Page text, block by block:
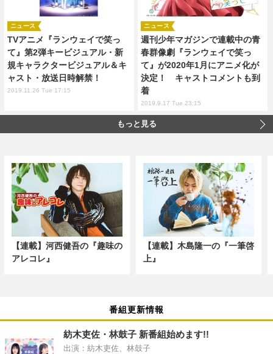
TVアニメ『ランウェイで笑っ
て』第2弾キービジュアル・新
規キャラクタービジュアル＆キ
ャスト・放送日時解禁！
ニュース
2019.11.26 Tue 17:15
週刊少年マガジンで連載中の青
春群像劇『ランウェイで笑っ
て』が2020年1月にアニメ化が
決定！ キャストコメントも到
着
ニュース
2019.9.17 Tue 23:15
もっと見る
【連載】河西健吾の『趣味の
アレコレ』
【連載】木島隆一の『一筆啓
上』
番組更新情報
紡木吏佐・林鼓子 新番組始めます!!
出演：紡木吏佐、林鼓子